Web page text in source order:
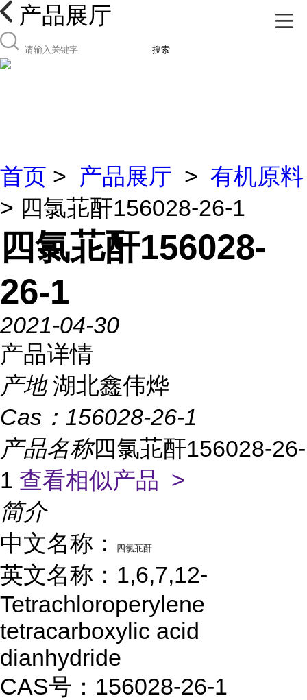
产品展厅
搜索
首页 > 产品展厅 > 有机原料
> 四氯苝酐156028-26-1
四氯苝酐156028-
26-1
2021-04-30
产品详情
产地 湖北鑫伟烨
Cas： 156028-26-1
产品名称四氯苝酐156028-26-
1 查看相似产品 >
简介
中文名称：
四氯苝酐
英文名称：1,6,7,12-
Tetrachloroperylene
tetracarboxylic acid
dianhydride
CAS号：156028-26-1